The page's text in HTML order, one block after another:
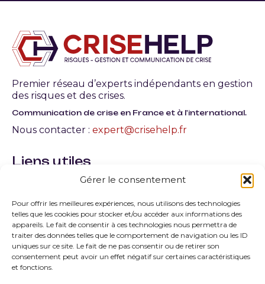
Gérer le consentement
Pour offrir les meilleures expériences, nous utilisons des technologies
telles que les cookies pour stocker et/ou accéder aux informations des
appareils. Le fait de consentir à ces technologies nous permettra de
traiter des données telles que le comportement de navigation ou les ID
uniques sur ce site. Le fait de ne pas consentir ou de retirer son
consentement peut avoir un effet négatif sur certaines caractéristiques
et fonctions.
Premier réseau d’experts indépendants en gestion
des risques et des crises.
Communication de crise en France et à l'international.
Nous contacter : expert@crisehelp.fr
Liens utiles
Qu’est-ce qu’une crise en entreprise ? Définition,
typologie et gestion
Quels sont les facteurs de la crise les plus courants
?
Quelles sont les principales typologies de la crise ?